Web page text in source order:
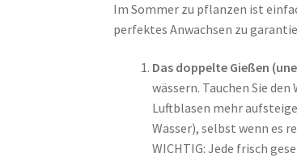
Im Sommer zu pflanzen ist
perfektes Anwachsen zu
Das doppelte Gießen
wässern. Tauchen Sie
Luftblasen mehr
Wasser), selbst wenn es
WICHTIG: Jede frisch